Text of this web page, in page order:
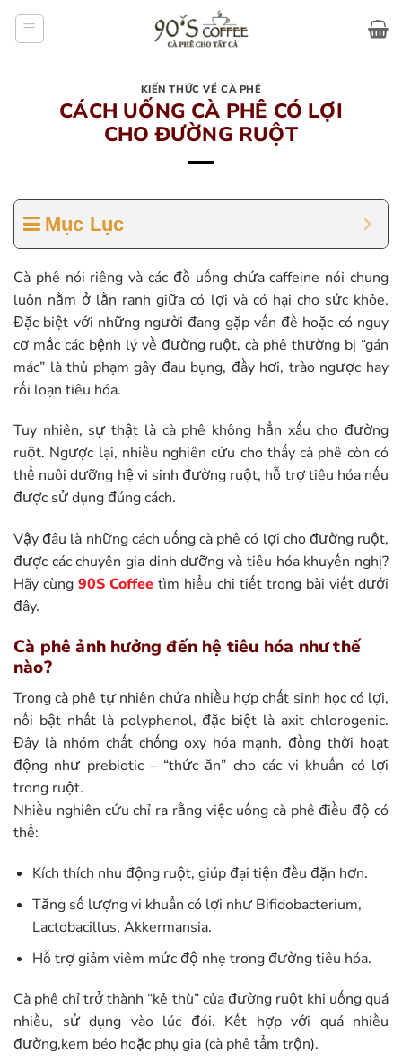
KIẾN THỨC VỀ CÀ PHÊ
CÁCH UỐNG CÀ PHÊ CÓ LỢI
CHO ĐƯỜNG RUỘT
Mục Lục
Cà phê nói riêng và các đồ uống chứa caffeine nói chung
luôn nằm ở lằn ranh giữa có lợi và có hại cho sức khỏe.
Đặc biệt với những người đang gặp vấn đề hoặc có nguy
cơ mắc các bệnh lý về đường ruột, cà phê thường bị “gán
mác” là thủ phạm gây đau bụng, đầy hơi, trào ngược hay
rối loạn tiêu hóa.
Tuy nhiên, sự thật là cà phê không hẳn xấu cho đường
ruột. Ngược lại, nhiều nghiên cứu cho thấy cà phê còn có
thể nuôi dưỡng hệ vi sinh đường ruột, hỗ trợ tiêu hóa nếu
được sử dụng đúng cách.
Vậy đâu là những cách uống cà phê có lợi cho đường ruột,
được các chuyên gia dinh dưỡng và tiêu hóa khuyến nghị?
Hãy cùng90S Coffee tìm hiểu chi tiết trong bài viết dưới
đây.
Cà phê ảnh hưởng đến hệ tiêu hóa như thế
nào?
Trong cà phê tự nhiên chứa nhiều hợp chất sinh học có lợi,
nổi bật nhất là polyphenol, đặc biệt là axit chlorogenic.
Đây là nhóm chất chống oxy hóa mạnh, đồng thời hoạt
động như prebiotic – “thức ăn” cho các vi khuẩn có lợi
trong ruột.
Nhiều nghiên cứu chỉ ra rằng việc uống cà phê điều độ có
thể:
Kích thích nhu động ruột, giúp đại tiện đều đặn hơn.
Tăng số lượng vi khuẩn có lợi như Bifidobacterium,
Lactobacillus, Akkermansia.
Hỗ trợ giảm viêm mức độ nhẹ trong đường tiêu hóa.
Cà phê chỉ trở thành “kẻ thù” của đường ruột khi uống quá
nhiều, sử dụng vào lúc đói. Kết hợp với quá nhiều
đường,kem béo hoặc phụ gia (cà phê tẩm trộn).